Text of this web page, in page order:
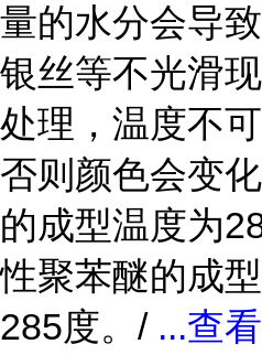
量的水分会导
银丝等不光滑
处理，温度不
否则颜色会变
的成型温度为
性聚苯醚的成
285度。/ ...查